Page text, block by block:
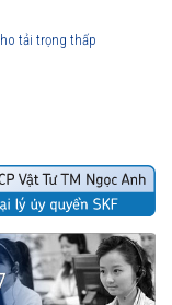
tải trọng thấp